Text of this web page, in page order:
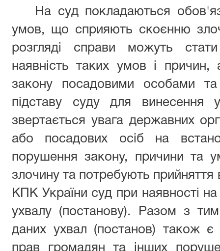
На суд покладаються
умов, що сприяють скоєнню
розгляді справи можуть
наявність таких умов і
закону посадовими особами
підставу суду для винесення
звертається увага державних
або посадових осіб на
порушення закону, причини та
злочину та потребують прийняття
КПК України суд при наявності
ухвалу (постанову). Разом з
даних ухвал (постанов) також
прав громадян та інших